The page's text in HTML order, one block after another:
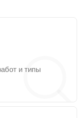
и типы